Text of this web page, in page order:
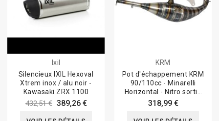
Ixil
Silencieux IXIL Hexoval
Xtrem inox / alu noir -
Kawasaki ZRX 1100
432,51 € 389,26 €
KRM
Pot d'échappement KRM
90/110cc - Minarelli
Horizontal - Nitro sortie
oblique
318,99 €